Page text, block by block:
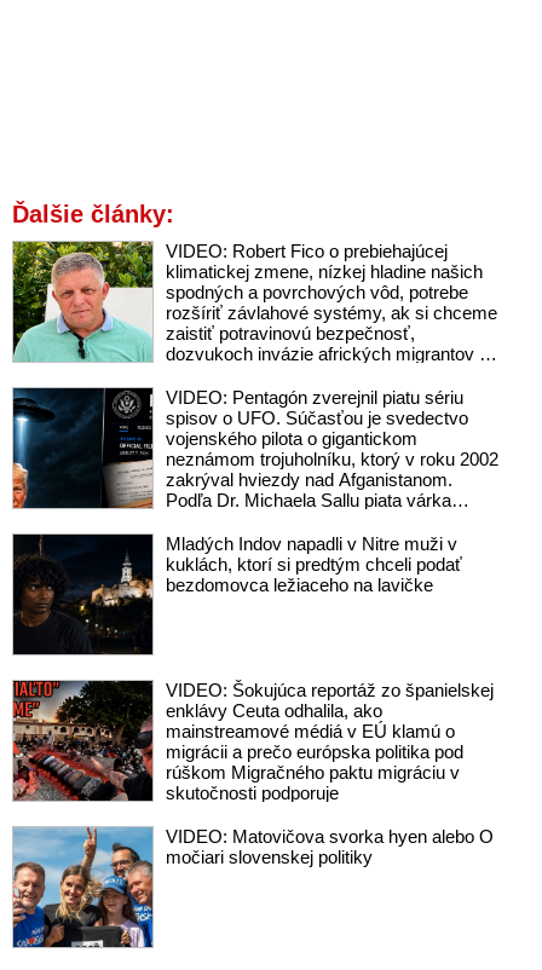
Ďalšie články:
VIDEO: Robert Fico o prebiehajúcej
klimatickej zmene, nízkej hladine našich
spodných a povrchových vôd, potrebe
rozšíriť závlahové systémy, ak si chceme
zaistiť potravinovú bezpečnosť,
dozvukoch invázie afrických migrantov do
Vladimírom Mečiarom, ktorý podráždil
progresívnych liberálov, ale aj o
klamstvách Sorosovho denníka SME
brániaceho pedofilov
VIDEO: Pentagón zverejnil piatu sériu
spisov o UFO. Súčasťou je svedectvo
vojenského pilota o gigantickom
neznámom trojuholníku, ktorý v roku 2002
zakrýval hviezdy nad Afganistanom.
Podľa Dr. Michaela Sallu piata várka
nič zásadné a tému UFO robí nudnou
Mladých Indov napadli v Nitre muži v
kuklách, ktorí si predtým chceli podať
bezdomovca ležiaceho na lavičke
VIDEO: Šokujúca reportáž zo španielskej
enklávy Ceuta odhalila, ako
mainstreamové médiá v EÚ klamú o
migrácii a prečo európska politika pod
rúškom Migračného paktu migráciu v
skutočnosti podporuje
VIDEO: Matovičova svorka hyen alebo O
močiari slovenskej politiky